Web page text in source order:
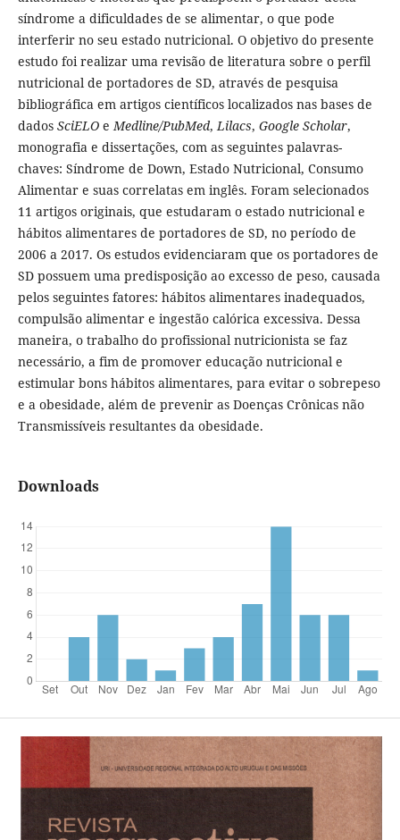
síndrome a dificuldades de se alimentar, o que pode
interferir no seu estado nutricional. O objetivo do presente
estudo foi realizar uma revisão de literatura sobre o perfil
nutricional de portadores de SD, através de pesquisa
bibliográfica em artigos científicos localizados nas bases de
dados SciELOeMedline/PubMed,Lilacs, Google Scholar,
monografia e dissertações, com as seguintes palavras-
chaves: Síndrome de Down, Estado Nutricional, Consumo
Alimentar e suas correlatas em inglês. Foram selecionados
11 artigos originais, que estudaram o estado nutricional e
hábitos alimentares de portadores de SD, no período de
2006 a 2017. Os estudos evidenciaram que os portadores de
SD possuem uma predisposição ao excesso de peso, causada
pelos seguintes fatores: hábitos alimentares inadequados,
compulsão alimentar e ingestão calórica excessiva. Dessa
maneira, o trabalho do profissional nutricionista se faz
necessário, a fim de promover educação nutricional e
estimular bons hábitos alimentares, para evitar o sobrepeso
e a obesidade, além de prevenir as Doenças Crônicas não
Transmissíveis resultantes da obesidade.
Downloads